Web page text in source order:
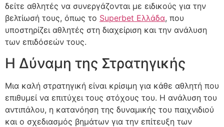
δείτε αθλητές να συνεργάζονται με ειδικούς για την
βελτίωσή τους, όπως το Superbet Ελλάδα, που
υποστηρίζει αθλητές στη διαχείριση και την ανάλυση
των επιδόσεών τους.
Η Δύναμη της Στρατηγικής
Μια καλή στρατηγική είναι κρίσιμη για κάθε αθλητή που
επιθυμεί να επιτύχει τους στόχους του. Η ανάλυση του
αντιπάλου, η κατανόηση της δυναμικής του παιχνιδιού
και ο σχεδιασμός βημάτων για την επίτευξη των